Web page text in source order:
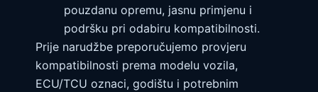
pouzdanu opremu, jasnu primjenu i
podršku pri odabiru kompatibilnosti.
Prije narudžbe preporučujemo provjeru
kompatibilnosti prema modelu vozila,
ECU/TCU oznaci, godištu i potrebnim